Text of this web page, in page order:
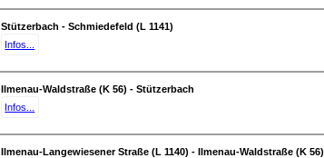
Stützerbach - Schmiedefeld (L 1141)
Infos...
Ilmenau-Waldstraße (K 56) - Stützerbach
Infos...
Ilmenau-Langewiesener Straße (L 1140) - Ilmenau-Waldstraße (K 56)